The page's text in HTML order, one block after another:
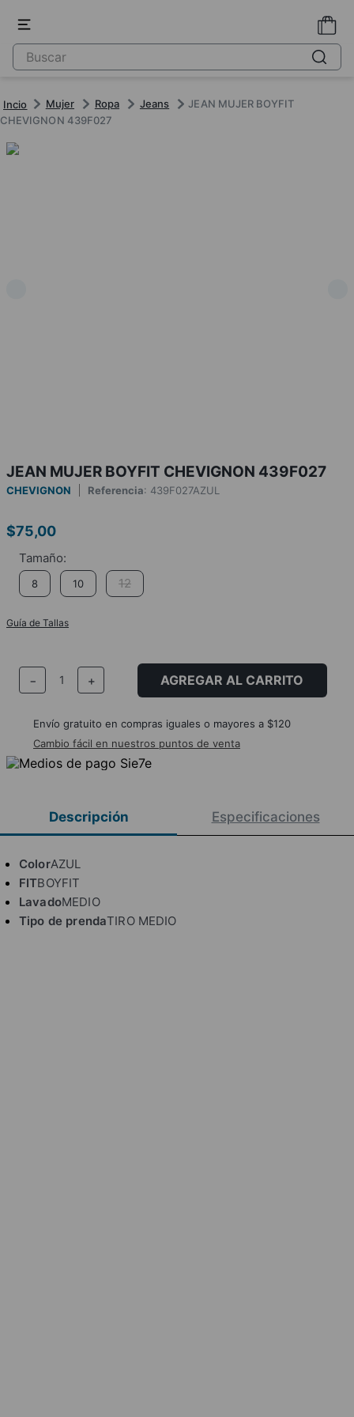
Mujer Ropa Jeans
JEAN MUJER BOYFIT
CHEVIGNON 439F027
JEAN MUJER BOYFIT CHEVIGNON 439F027
CHEVIGNON Referencia: 439F027AZUL
$75,00
8 10 12
Guía de Tallas
＋
－ AGREGAR AL CARRITO
Envío gratuito en compras iguales o mayores a $120
Cambio fácil en nuestros puntos de venta
Descripción Especificaciones
ColorAZUL
FITBOYFIT
LavadoMEDIO
Tipo de prendaTIRO MEDIO